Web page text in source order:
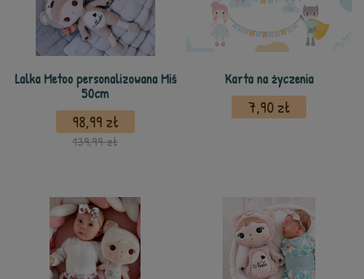
Lalka Metoo personalizowana Miś
50cm
98,99 zł
139,99 zł
Karta na życzenia
7,90 zł